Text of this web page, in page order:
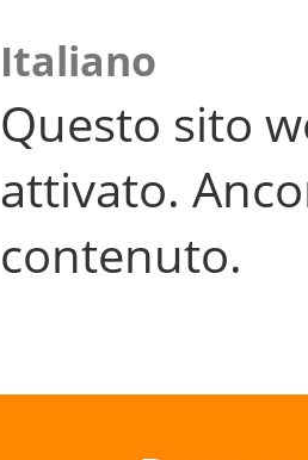
Italiano
Questo sito
attivato.
contenuto.